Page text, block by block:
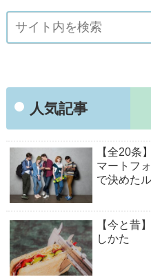
人気記事
【全20条
マートフ
で決めた
【今と昔
しかた